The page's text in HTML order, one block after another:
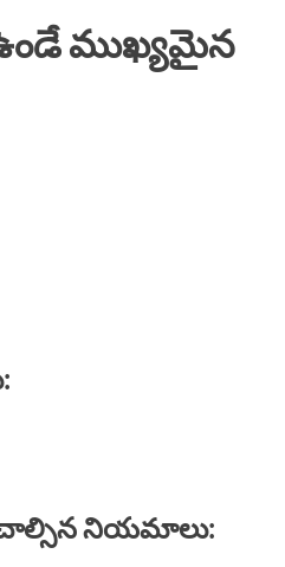
ముఖ్యమైన
నియమాలు: